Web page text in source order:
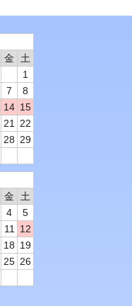
金
土
1
7
8
14 15
21
22
28 29
金
土
4
5
11
12
18 19
25 26